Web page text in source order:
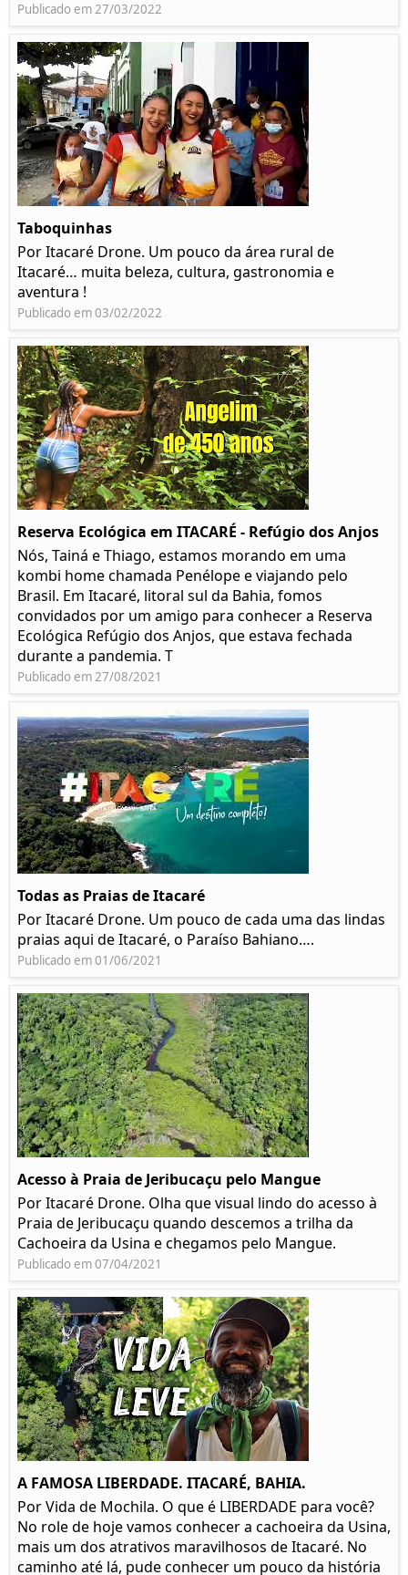
Publicado em 27/03/2022
Taboquinhas
Por Itacaré Drone. Um pouco da área rural de
Itacaré… muita beleza, cultura, gastronomia e
aventura !
Publicado em 03/02/2022
Reserva Ecológica em ITACARÉ - Refúgio dos Anjos
Nós, Tainá e Thiago, estamos morando em uma
kombi home chamada Penélope e viajando pelo
Brasil. Em Itacaré, litoral sul da Bahia, fomos
convidados por um amigo para conhecer a Reserva
Ecológica Refúgio dos Anjos, que estava fechada
durante a pandemia. T
Publicado em 27/08/2021
Todas as Praias de Itacaré
Por Itacaré Drone. Um pouco de cada uma das lindas
praias aqui de Itacaré, o Paraíso Bahiano….
Publicado em 01/06/2021
Acesso à Praia de Jeribucaçu pelo Mangue
Por Itacaré Drone. Olha que visual lindo do acesso à
Praia de Jeribucaçu quando descemos a trilha da
Cachoeira da Usina e chegamos pelo Mangue.
Publicado em 07/04/2021
A FAMOSA LIBERDADE. ITACARÉ, BAHIA.
Por Vida de Mochila. O que é LIBERDADE para você?
No role de hoje vamos conhecer a cachoeira da Usina,
mais um dos atrativos maravilhosos de Itacaré. No
caminho até lá, pude conhecer um pouco da história